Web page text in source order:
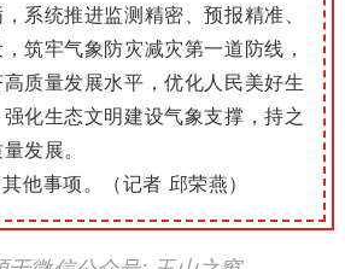
系统推进监测精密、预报精准、
筑牢气象防灾减灾第一道防线，
质量发展水平，优化人民美好生
化生态文明建设气象支撑，持之
发展。
他事项。（记者 邱荣燕）